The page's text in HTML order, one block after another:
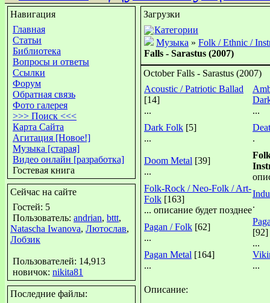
Навигация
Главная
Статьи
Библиотека
Вопросы и ответы
Ссылки
Форум
Обратная связь
Фото галерея
>>> Поиск <<<
Карта Сайта
Агитация [Новое!]
Музыка [старая]
Видео онлайн [разработка]
Гостевая книга
Сейчас на сайте
Гостей: 5
Пользователь: andrian, bttt,
Natascha Iwanova, Лютослав,
Лобзик
Пользователей: 14,913
новичок: nikita81
Последние файлы:
Загрузки
Категории
Музыка » Folk / Ethnic /
Falls - Sarastus (2007)
October Falls - Sarastus (2007)
Acoustic / Patriotic Ballad
[14]
...
...
Dark Folk [5]
...
.
Doom Metal [39]
...
Folk-Rock / Neo-Folk / Art-
Folk [163]
... описание будет позднее
.
Pagan / Folk [62]
...
[92]
...
Pagan Metal [164]
...
...
Описание: